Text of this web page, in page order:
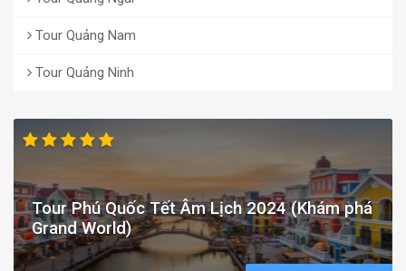
Tour Quảng Nam
Tour Quảng Ninh
Tour Phú Quốc Tết Âm Lịch 2024 (Khám phá
Grand World)